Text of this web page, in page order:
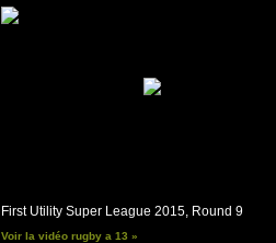
First Utility Super League 2015, Round 9
Voir la vidéo rugby a 13 »